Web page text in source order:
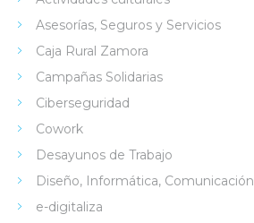
Asesorías, Seguros y Servicios
Caja Rural Zamora
Campañas Solidarias
Ciberseguridad
Cowork
Desayunos de Trabajo
Diseño, Informática, Comunicación
e-digitaliza